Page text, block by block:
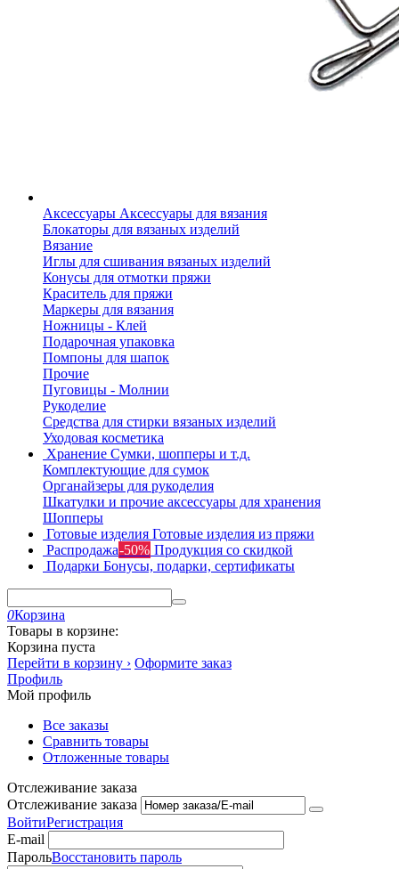
Аксессуары Аксессуары для вязания
Блокаторы для вязаных изделий
Вязание
Иглы для сшивания вязаных изделий
Конусы для отмотки пряжи
Краситель для пряжи
Маркеры для вязания
Ножницы - Клей
Подарочная упаковка
Помпоны для шапок
Прочие
Пуговицы - Молнии
Рукоделие
Средства для стирки вязаных изделий
Уходовая косметика
Хранение Сумки, шопперы и т.д.
Комплектующие для сумок
Органайзеры для рукоделия
Шкатулки и прочие аксессуары для хранения
Шопперы
Готовые изделия Готовые изделия из пряжи
Распродажа-50% Продукция со скидкой
Подарки Бонусы, подарки, сертификаты
0Корзина
Товары в корзине:
Корзина пуста
Перейти в корзину › Оформите заказ
Профиль
Мой профиль
Все заказы
Сравнить товары
Отложенные товары
Отслеживание заказа
Отслеживание заказа
ВойтиРегистрация
E-mail
ПарольВосстановить пароль